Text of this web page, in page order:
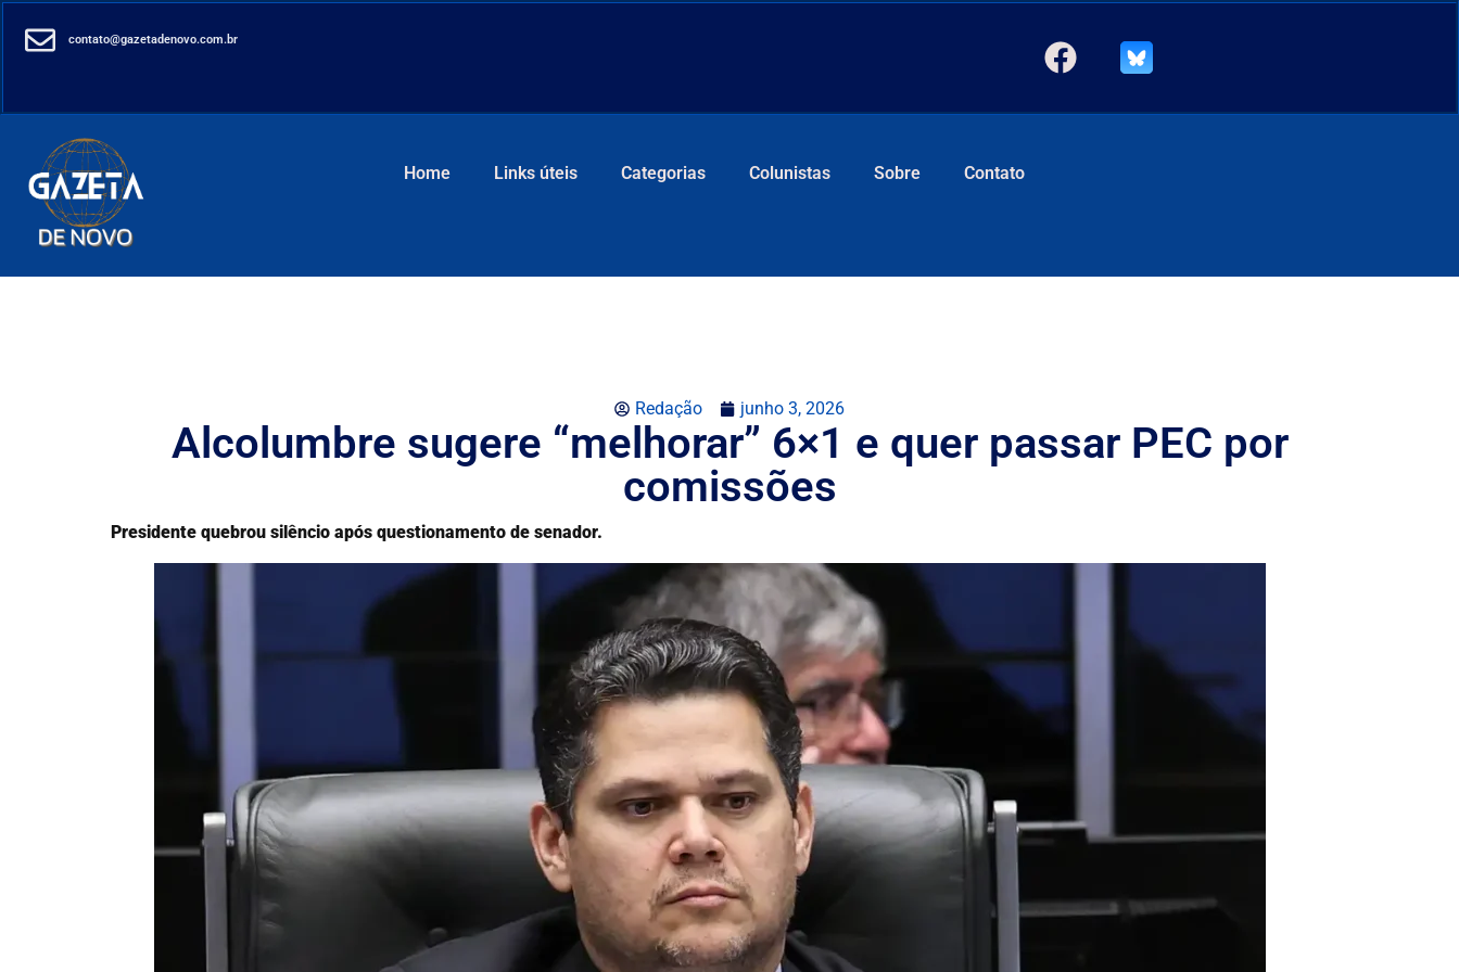
contato@gazetadenovo.com.br
Home Links úteis Categorias Colunistas Sobre Contato
Redação junho 3, 2026
Alcolumbre sugere “melhorar” 6×1 e quer passar PEC por
comissões
Presidente quebrou silêncio após questionamento de senador.